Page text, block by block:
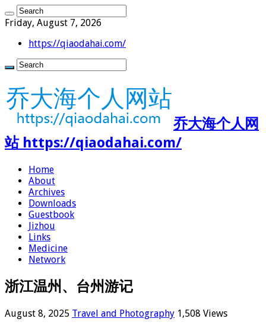
Friday, August 7, 2026
https://qiaodahai.com/
乔大海个人网
站 https://qiaodahai.com/
Home
About
Archives
Downloads
Guestbook
Jizhou
Links
Medicine
Network
浙江温州、台州游记
August 8, 2025 Travel and Photography 1,508 Views